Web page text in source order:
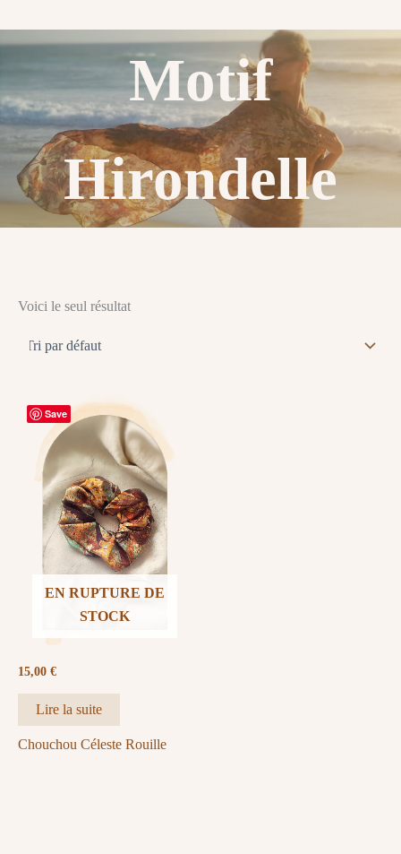
Motif
Hirondelle
Voici le seul résultat
Save
EN RUPTURE DE
STOCK
15,00 €
Lire la suite
Chouchou Céleste Rouille